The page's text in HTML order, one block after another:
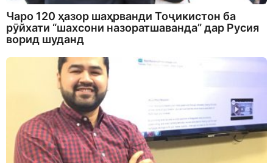
Чаро 120 ҳазор шаҳрванди Тоҷикистон ба
рӯйхати “шахсони назоратшаванда” дар Русия
ворид шуданд